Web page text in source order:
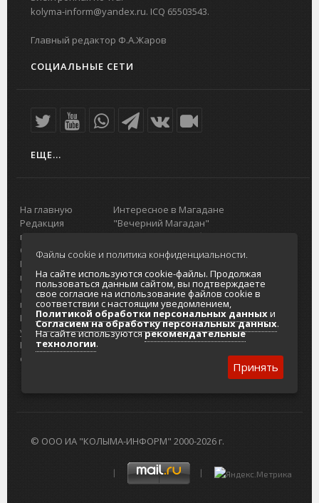
kolyma-inform@yandex.ru. ICQ 65503543.
Главный редактор Ф.А.Жаров
СОЦИАЛЬНЫЕ СЕТИ
ЕЩЕ...
На главную
Редакция
портала
О проекте
Реклама на
портале
Отзывы и
предложения
Интернет-
услуги
Разработка
сайтов
Интересное в Магадане
"Вечерний Магадан"
Городская доска объявлений
Реклама
Главный туристический портал
Колымы
Политика в отношении обработки
персональных данных
Согласие на обработку персональных
данных
© ООО ИА "КОЛЫМА-ИНФОРМ" 2000-2026 г.
Файлы cookie и политика конфиденциальности.
На сайте используются cookie-файлы. Продолжая
пользоваться данным сайтом, вы подтверждаете
свое согласие на использование файлов cookie в
соответствии с настоящим уведомлением,
Политикой обработки персональных данныхи
Согласием на обработку персональных данных.
На сайте используютсярекомендательные
технологии.
Принять